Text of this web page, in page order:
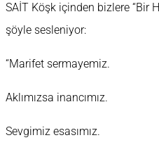
SAİT Köşk içinden bizlere “Bir
şöyle sesleniyor:
“Marifet sermayemiz.
Aklımızsa inancımız.
Sevgimiz esasımız.